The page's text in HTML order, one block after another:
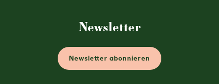
Newsletter
Newsletter abonnieren